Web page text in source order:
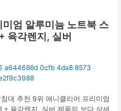
엄 알루미늄 노트북 스
육각렌지, 실버
대 추천 9위 애니클리어 프리미엄
+ 육각렌지, 실버 제품의 보다 상세